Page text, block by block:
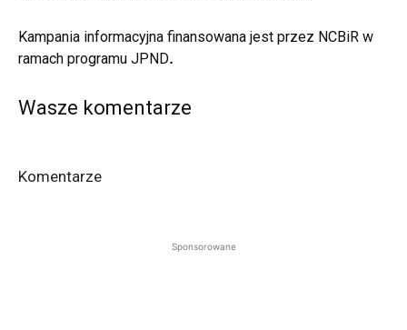
Kampania informacyjna finansowana jest przez NCBiR w
ramach programu JPND.
Wasze komentarze
Komentarze
Sponsorowane